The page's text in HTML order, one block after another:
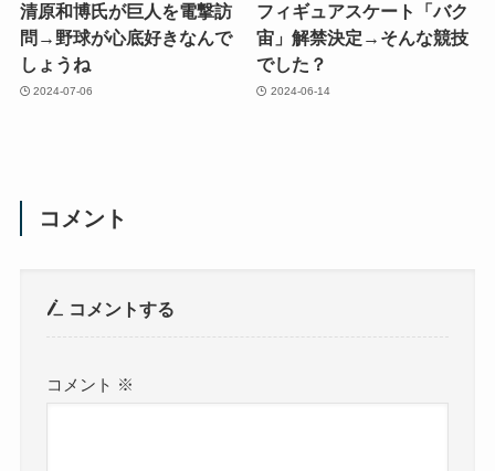
清原和博氏が巨人を電撃訪
問→野球が心底好きなんで
しょうね
2024-07-06
フィギュアスケート「バク
宙」解禁決定→そんな競技
でした？
2024-06-14
コメント
コメントする
コメント ※